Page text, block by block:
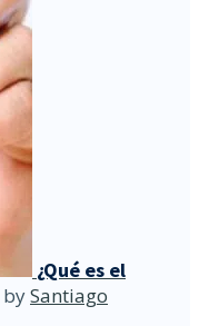
¿Qué es el
bySantiago